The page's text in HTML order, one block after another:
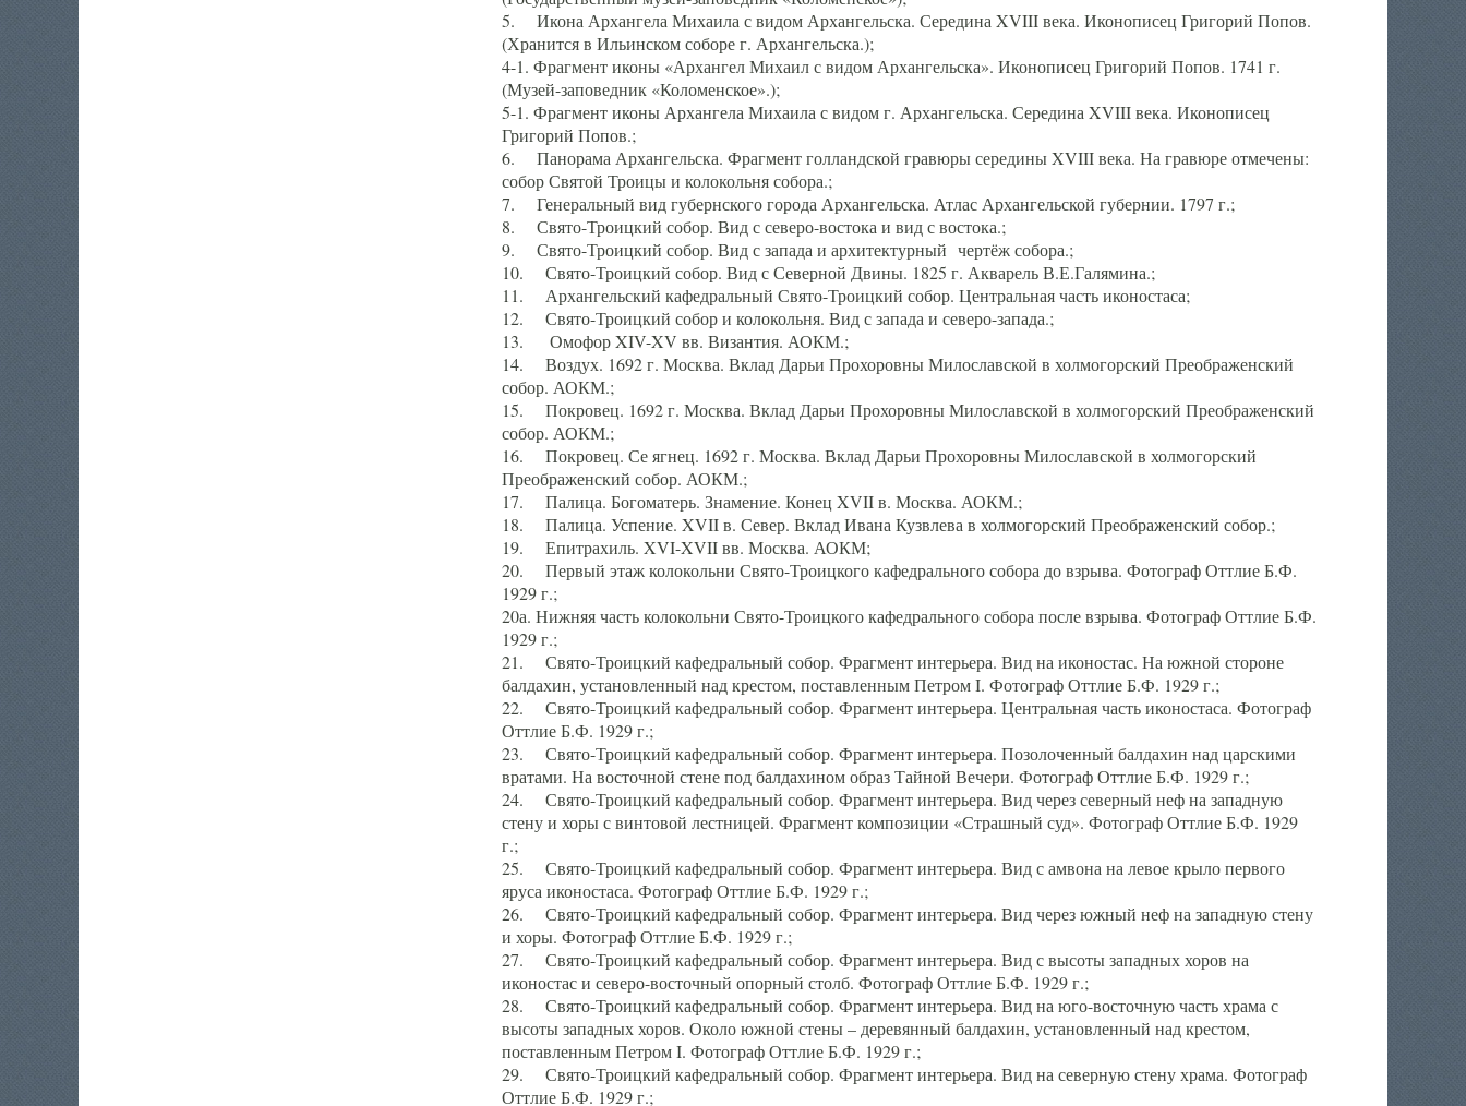
5. Икона Архангела Михаила с видом Архангельска. Середина XVIII века. Иконописец Григорий Попов.
(Хранится в Ильинском соборе г. Архангельска.);
4-1. Фрагмент иконы «Архангел Михаил с видом Архангельска». Иконописец Григорий Попов. 1741 г.
(Музей-заповедник «Коломенское».);
5-1. Фрагмент иконы Архангела Михаила с видом г. Архангельска. Середина XVIII века. Иконописец
Григорий Попов.;
6. Панорама Архангельска. Фрагмент голландской гравюры середины XVIII века. На гравюре отмечены:
собор Святой Троицы и колокольня собора.;
7. Генеральный вид губернского города Архангельска. Атлас Архангельской губернии. 1797 г.;
8. Свято-Троицкий собор. Вид с северо-востока и вид с востока.;
9. Свято-Троицкий собор. Вид с запада и архитектурный чертёж собора.;
10. Свято-Троицкий собор. Вид с Северной Двины. 1825 г. Акварель В.Е.Галямина.;
11. Архангельский кафедральный Свято-Троицкий собор. Центральная часть иконостаса;
12. Свято-Троицкий собор и колокольня. Вид с запада и северо-запада.;
13. Омофор XIV-XV вв. Византия. АОКМ.;
14. Воздух. 1692 г. Москва. Вклад Дарьи Прохоровны Милославской в холмогорский Преображенский
собор. АОКМ.;
15. Покровец. 1692 г. Москва. Вклад Дарьи Прохоровны Милославской в холмогорский Преображенский
собор. АОКМ.;
16. Покровец. Се ягнец. 1692 г. Москва. Вклад Дарьи Прохоровны Милославской в холмогорский
Преображенский собор. АОКМ.;
17. Палица. Богоматерь. Знамение. Конец XVII в. Москва. АОКМ.;
18. Палица. Успение. XVII в. Север. Вклад Ивана Кузвлева в холмогорский Преображенский собор.;
19. Епитрахиль. XVI-XVII вв. Москва. АОКМ;
20. Первый этаж колокольни Свято-Троицкого кафедрального собора до взрыва. Фотограф Оттлие Б.Ф.
1929 г.;
20а. Нижняя часть колокольни Свято-Троицкого кафедрального собора после взрыва. Фотограф Оттлие Б.Ф.
1929 г.;
21. Свято-Троицкий кафедральный собор. Фрагмент интерьера. Вид на иконостас. На южной стороне
балдахин, установленный над крестом, поставленным Петром I. Фотограф Оттлие Б.Ф. 1929 г.;
22. Свято-Троицкий кафедральный собор. Фрагмент интерьера. Центральная часть иконостаса. Фотограф
Оттлие Б.Ф. 1929 г.;
23. Свято-Троицкий кафедральный собор. Фрагмент интерьера. Позолоченный балдахин над царскими
вратами. На восточной стене под балдахином образ Тайной Вечери. Фотограф Оттлие Б.Ф. 1929 г.;
24. Свято-Троицкий кафедральный собор. Фрагмент интерьера. Вид через северный неф на западную
стену и хоры с винтовой лестницей. Фрагмент композиции «Страшный суд». Фотограф Оттлие Б.Ф. 1929
г.;
25. Свято-Троицкий кафедральный собор. Фрагмент интерьера. Вид с амвона на левое крыло первого
яруса иконостаса. Фотограф Оттлие Б.Ф. 1929 г.;
26. Свято-Троицкий кафедральный собор. Фрагмент интерьера. Вид через южный неф на западную стену
и хоры. Фотограф Оттлие Б.Ф. 1929 г.;
27. Свято-Троицкий кафедральный собор. Фрагмент интерьера. Вид с высоты западных хоров на
иконостас и северо-восточный опорный столб. Фотограф Оттлие Б.Ф. 1929 г.;
28. Свято-Троицкий кафедральный собор. Фрагмент интерьера. Вид на юго-восточную часть храма с
высоты западных хоров. Около южной стены – деревянный балдахин, установленный над крестом,
поставленным Петром I. Фотограф Оттлие Б.Ф. 1929 г.;
29. Свято-Троицкий кафедральный собор. Фрагмент интерьера. Вид на северную стену храма. Фотограф
Оттлие Б.Ф. 1929 г.;